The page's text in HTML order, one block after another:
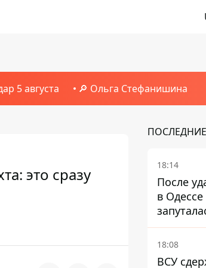
5 августа 🔎 Ольга Стефанишина
это сразу
18:14
После
в
лжи
18:08
ВСУ